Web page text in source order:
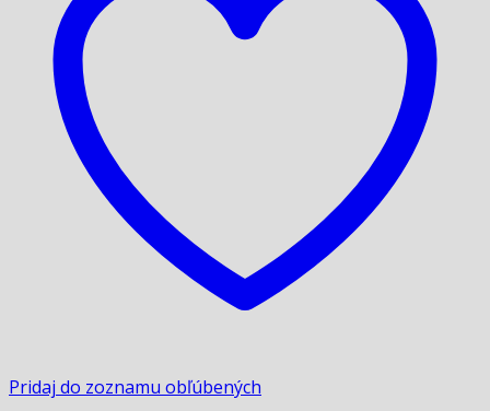
Pridaj do zoznamu obľúbených